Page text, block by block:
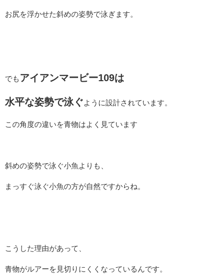
お尻を浮かせた斜めの姿勢で泳ぎます。
でも アイアンマービー109は
水平な姿勢で泳ぐように設計されています。
この角度の違いを青物はよく見ています
斜めの姿勢で泳ぐ小魚よりも、
まっすぐ泳ぐ小魚の方が自然ですからね。
こうした理由があって、
青物がルアーを見切りにくくなっているんです。